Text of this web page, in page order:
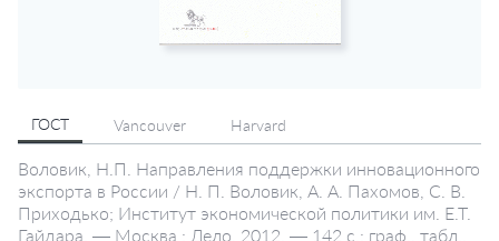
ГОСТ Vancouver Harvard
Воловик, Н.П. Направления поддержки инновационного
экспорта в России / Н. П. Воловик, А. А. Пахомов, С. В.
Приходько; Институт экономической политики им. Е.Т.
Гайдара. — Москва : Дело, 2012. — 142 с.: граф., табл..